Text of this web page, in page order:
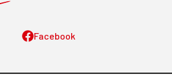
Facebook